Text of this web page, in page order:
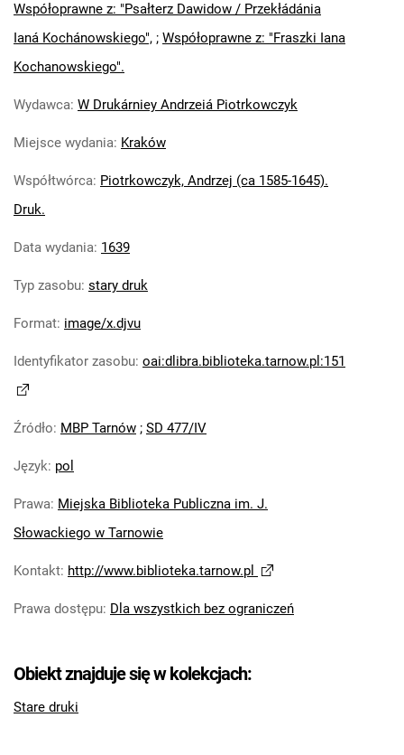
Współoprawne z: "Psałterz Dawidow / Przekłádánia
Ianá Kochánowskiego", ; Współoprawne z: "Fraszki Iana
Kochanowskiego".
Wydawca: W Drukárniey Andrzeiá Piotrkowczyk
Miejsce wydania: Kraków
Współtwórca: Piotrkowczyk, Andrzej (ca 1585-1645).
Druk.
Data wydania: 1639
Typ zasobu: stary druk
Format: image/x.djvu
Identyfikator zasobu: oai:dlibra.biblioteka.tarnow.pl:151
Źródło: MBP Tarnów ; SD 477/IV
Język: pol
Prawa: Miejska Biblioteka Publiczna im. J.
Słowackiego w Tarnowie
Kontakt: http://www.biblioteka.tarnow.pl
Prawa dostępu: Dla wszystkich bez ograniczeń
Obiekt znajduje się w kolekcjach:
Stare druki